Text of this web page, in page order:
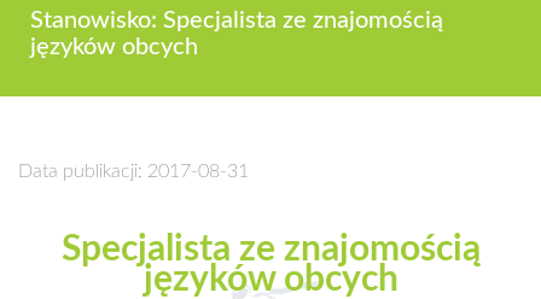
Stanowisko: Specjalista ze znajomością
języków obcych
Data publikacji: 2017-08-31
Specjalista ze znajomością
języków obcych